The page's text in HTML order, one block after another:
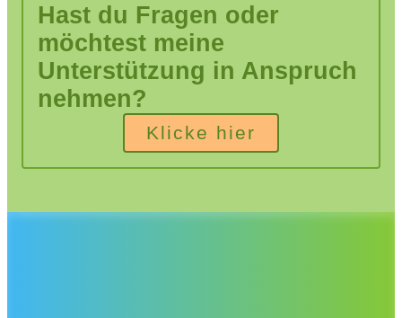
Hast du Fragen oder
möchtest meine
Unterstützung in Anspruch
nehmen?
Klicke hier